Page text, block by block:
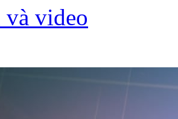
video